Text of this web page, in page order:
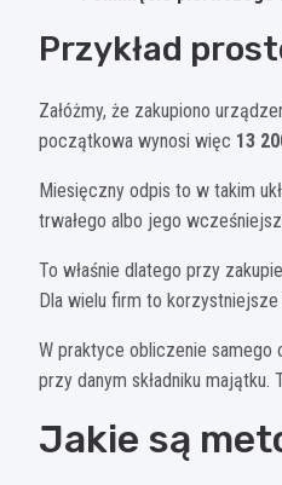
Przykład
Załóżmy, że zakupiono
początkowa wynosi więc 13
Miesięczny odpis to w takim
trwałego albo jego
To właśnie dlatego przy
Dla wielu firm to
W praktyce obliczenie samego
przy danym składniku
Jakie są